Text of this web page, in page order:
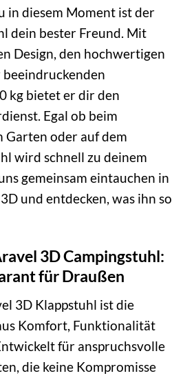
in diesem Moment ist der
dein bester Freund. Mit
Design, den hochwertigen
kg bietet er dir den
Egal ob beim
Garten oder auf dem
wird schnell zu deinem
gemeinsam eintauchen in
und entdecken, was ihn so
3D Campingstuhl:
für Draußen
3D Klappstuhl ist die
Komfort, Funktionalität
für anspruchsvolle
die keine Kompromisse